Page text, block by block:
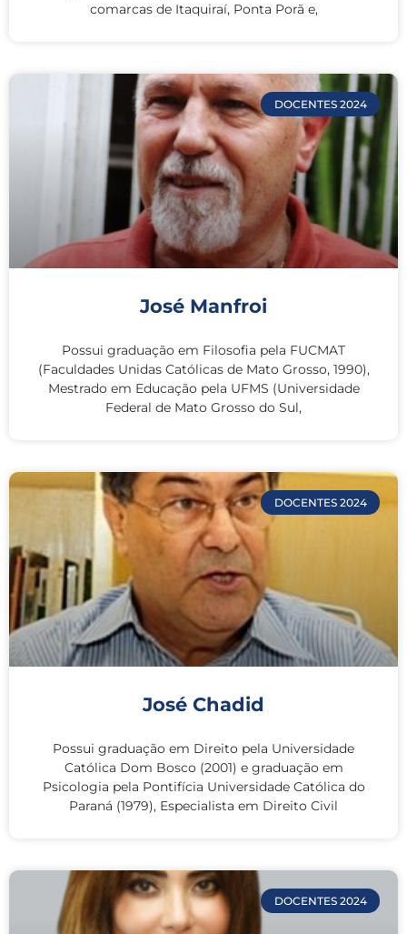
comarcas de Itaquiraí, Ponta Porã e,
DOCENTES 2024
José Manfroi
Possui graduação em Filosofia pela FUCMAT
(Faculdades Unidas Católicas de Mato Grosso, 1990),
Mestrado em Educação pela UFMS (Universidade
Federal de Mato Grosso do Sul,
DOCENTES 2024
José Chadid
Possui graduação em Direito pela Universidade
Católica Dom Bosco (2001) e graduação em
Psicologia pela Pontifícia Universidade Católica do
Paraná (1979), Especialista em Direito Civil
DOCENTES 2024